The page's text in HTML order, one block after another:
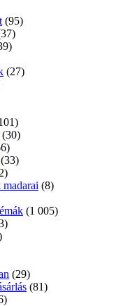
(95)
(27)
(30)
(33)
(8)
(1 005)
(29)
(81)